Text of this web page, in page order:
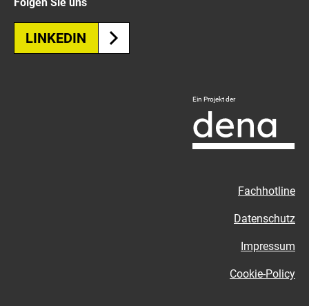
LINKEDIN
Logo
Deutsche
Energie-
Agentur
Ein Projekt der
Fachhotline
Datenschutz
Impressum
Cookie-Policy